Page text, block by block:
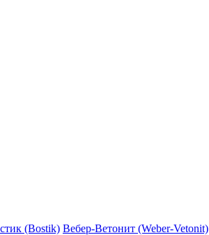
(Bostik) Вебер-Ветонит (Weber-Vetonit)